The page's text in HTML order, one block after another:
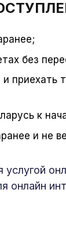
без
приехать
к
и не
онлайн